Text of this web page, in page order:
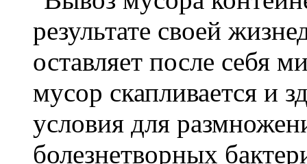
результате своей
оставляет после себя
мусор скапливается и
условия для
болезнетворных